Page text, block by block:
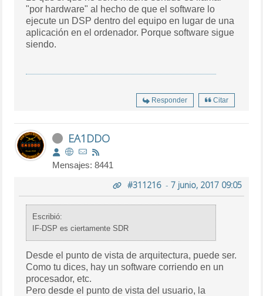
"por hardware" al hecho de que el software lo
ejecute un DSP dentro del equipo en lugar de una
aplicación en el ordenador. Porque software sigue
siendo.
Responder Citar
EA1DDO
Mensajes: 8441
#311216- 7 junio, 2017 09:05
Escribió:
IF-DSP es ciertamente SDR
Desde el punto de vista de arquitectura, puede ser.
Como tu dices, hay un software corriendo en un
procesador, etc.
Pero desde el punto de vista del usuario, la